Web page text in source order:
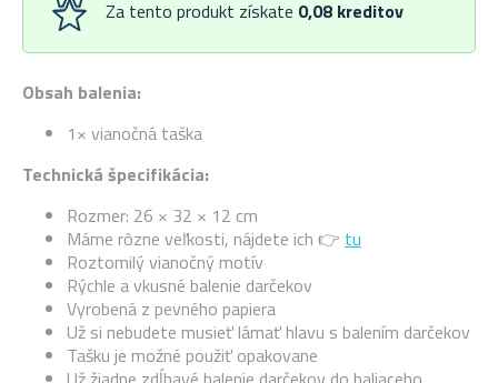
Obsah balenia:
1× vianočná taška
Technická špecifikácia:
Rozmer: 26 × 32 × 12 cm
Máme rôzne veľkosti, nájdete ich 👉 tu
Roztomilý vianočný motív
Rýchle a vkusné balenie darčekov
Vyrobená z pevného papiera
Už si nebudete musieť lámať hlavu s balením darčekov
Tašku je možné použiť opakovane
Za tento produkt získate 0,08 kreditov